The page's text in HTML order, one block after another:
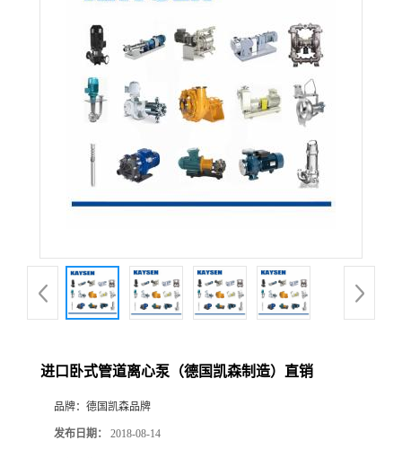
进口卧式管道离心泵（德国凯森制造）直销
品牌： 德国凯森品牌
发布日期： 2018-08-14